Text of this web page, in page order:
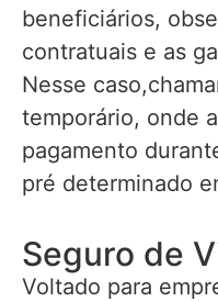
beneficiários,
contratuais e as
Nesse
temporário, onde
pagamento
pré determinado
Seguro de
Voltado para